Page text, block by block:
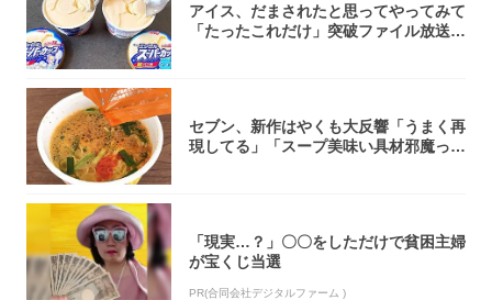
アイス、だまされたと思ってやってみて
「たったこれだけ」突破ファイル放送で
セブン、新作はやくも大反響「うまく再
現してる」「スープ美味い具材邪魔って
「現実…？」〇〇をしただけで貧困主婦
が宝くじ当選
PR(合同会社デジタルファーム )